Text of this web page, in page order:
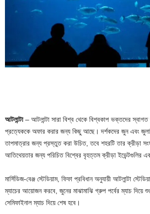
আটলান্টা– আটলান্টা সারা বিশ্ব থেকে বিশ্বকাপ ভক্তদের
প্রত্যেককে অফার করার জন্য কিছু আছে। দর্শকদের জুন এবং
তাপমাত্রার জন্য প্রস্তুত করা উচিত, তবে শহরটি তার ক্রীড়া
আতিথেয়তার জন্য পরিচিত বিশ্বের বৃহত্তম ক্রীড়া ইভেন্টগুলির
মার্সিডিজ-বেঞ্জ স্টেডিয়াম, ফিফা প্রবিধান অনুযায়ী আটলান্টা
ম্যাচের আয়োজন করবে, জুনের মাঝামাঝি গ্রুপ পর্বের ম্যাচ
সেমিফাইনাল ম্যাচ দিয়ে শেষ হবে।